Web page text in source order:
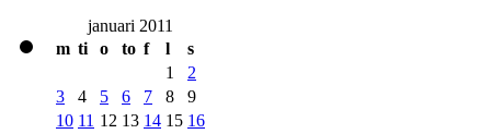
januari 2011
m ti o to f l s
1
2
3
4 5 6 7 8
9
10 11 12 13 14 15 16